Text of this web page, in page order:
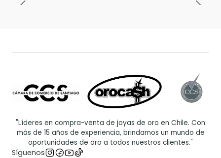
"Líderes en compra-venta de joyas de oro en Chile. Con
más de 15 años de experiencia, brindamos un mundo de
oportunidades de oro a todos nuestros clientes."
Síguenos